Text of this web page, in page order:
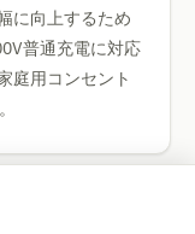
に向上するため
普通充電に対応
庭用コンセント